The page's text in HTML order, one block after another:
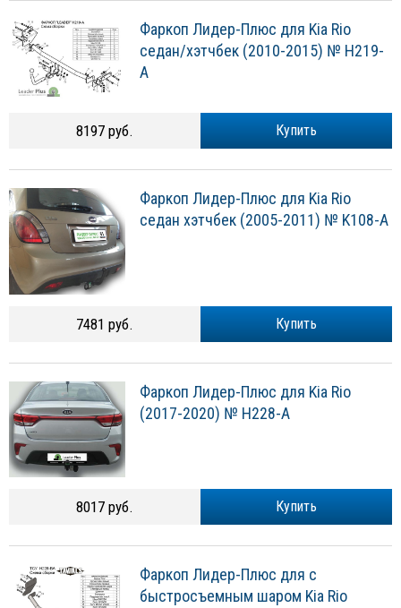
Фаркоп Лидер-Плюс для Kia Rio
седан/хэтчбек (2010-2015) № H219-
A
Купить
8197 руб.
Фаркоп Лидер-Плюс для Kia Rio
седан хэтчбек (2005-2011) № K108-A
Купить
7481 руб.
Фаркоп Лидер-Плюс для Kia Rio
(2017-2020) № H228-A
Купить
8017 руб.
Фаркоп Лидер-Плюс для с
быстросъемным шаром Kia Rio